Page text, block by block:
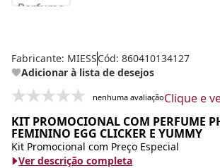
Fabricante: MIESSCód: 860410134127
Adicionar à lista de desejos
nenhuma avaliaçãoClique e
KIT PROMOCIONAL COM PERFUME
FEMININO EGG CLICKER E YUMMY
Kit Promocional com Preço Especial
Ver descrição completa